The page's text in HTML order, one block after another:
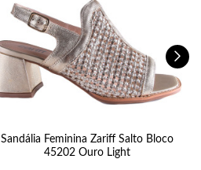
Sandália Feminina Zariff Salto Bloco
45202 Ouro Light